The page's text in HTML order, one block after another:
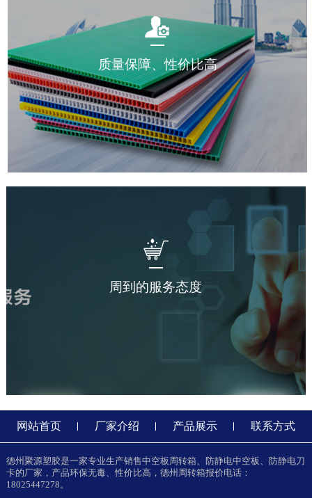
质量保障、性价比高
周到的服务态度
网站首页 厂家介绍 产品展示 联系方式
德州聚源塑胶是一家专业生产销售中空板周转箱、防静电中空板、防静电刀
卡的厂家，产品环保无毒、性价比高，德州周转箱报价电话：
18025447278。